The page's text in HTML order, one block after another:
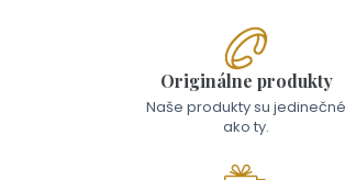
Originálne produkty
Naše produkty su jedinečné
ako ty.